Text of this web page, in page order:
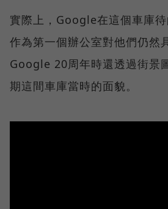
實際上，Google在這個車庫
作為第一個辦公室對他們仍然
Google 20周年時還透過街景
期這間車庫當時的面貌。